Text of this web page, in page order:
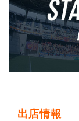
出店情報